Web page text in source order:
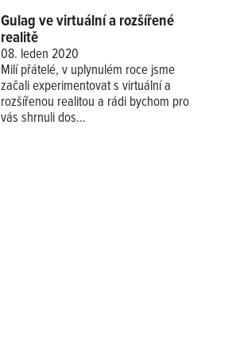
Gulag ve virtuální a rozšířené
realitě
08. leden 2020
Milí přátelé, v uplynulém roce jsme
začali experimentovat s virtuální a
rozšířenou realitou a rádi bychom pro
vás shrnuli dos...